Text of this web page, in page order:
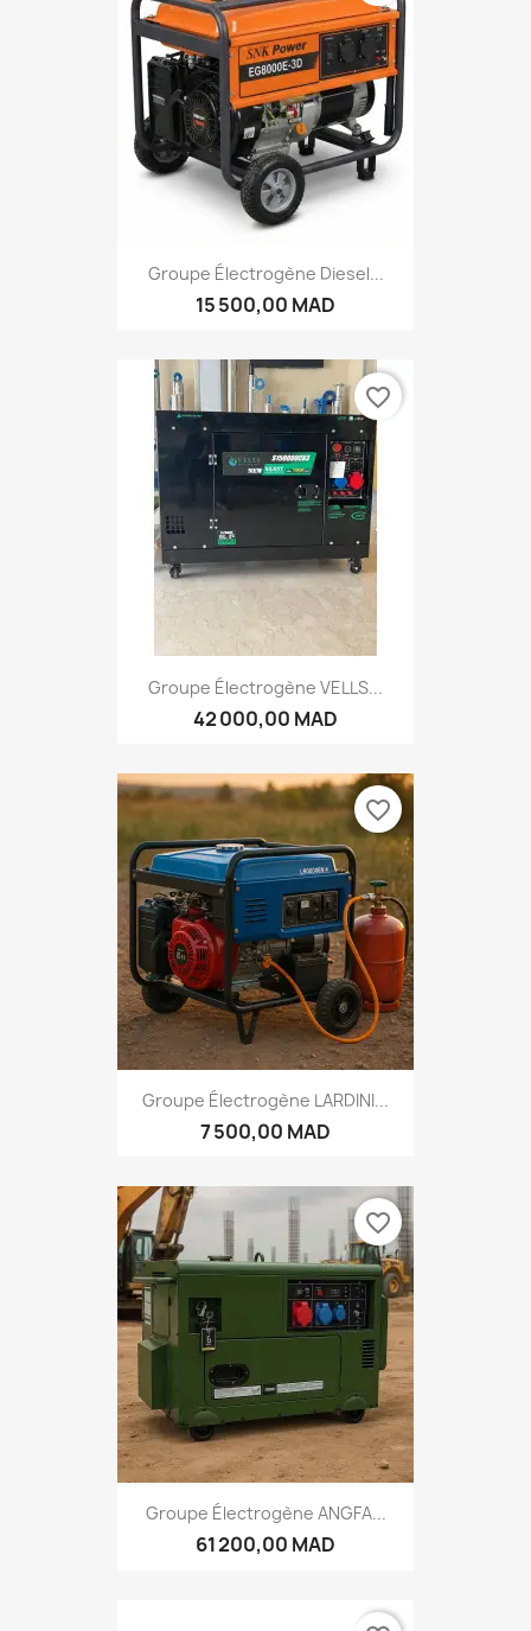
Groupe Électrogène Diesel...
15 500,00 MAD
Groupe Électrogène VELLS...
42 000,00 MAD
favorite_border
Groupe Électrogène LARDINI...
7 500,00 MAD
favorite_border
Groupe Électrogène ANGFA...
61 200,00 MAD
favorite_border